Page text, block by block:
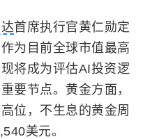
首席执行官黄仁勋定
为目前全球市值最高
将成为评估AI投资逻
要节点。黄金方面，
位，不生息的黄金周
美元。